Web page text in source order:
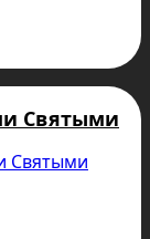
Святыми